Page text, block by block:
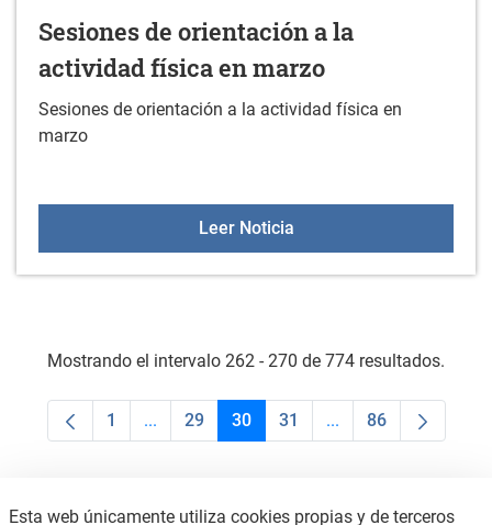
Sesiones de orientación a la
actividad física en marzo
Sesiones de orientación a la actividad física en
marzo
Leer NoticiaSesiones de orientación
Mostrando el intervalo 262 - 270 de 774 resultados.
Página
1 ...Páginas intermedias Use TAB para
Página
29 Página
30 Página
31 ...PáginasPágina
86
Esta web únicamente utiliza cookies propias y de terceros